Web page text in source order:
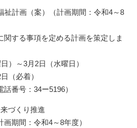
祉計画（案）（計画期間：令和4～8
関する事項を定める計画を策定しま
）～3月2日（水曜日）
（必着）
番号：34ー5196）
づくり推進
期間：令和4～8年度）